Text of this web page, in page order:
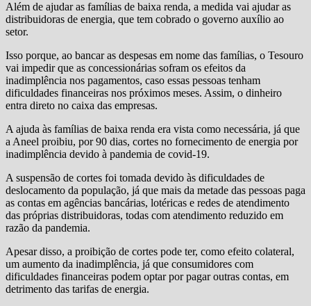
Além de ajudar as famílias de baixa renda, a medida vai ajudar as
distribuidoras de energia, que tem cobrado o governo auxílio ao
setor.
Isso porque, ao bancar as despesas em nome das famílias, o Tesouro
vai impedir que as concessionárias sofram os efeitos da
inadimplência nos pagamentos, caso essas pessoas tenham
dificuldades financeiras nos próximos meses. Assim, o dinheiro
entra direto no caixa das empresas.
A ajuda às famílias de baixa renda era vista como necessária, já que
a Aneel proibiu, por 90 dias, cortes no fornecimento de energia por
inadimplência devido à pandemia de covid-19.
A suspensão de cortes foi tomada devido às dificuldades de
deslocamento da população, já que mais da metade das pessoas paga
as contas em agências bancárias, lotéricas e redes de atendimento
das próprias distribuidoras, todas com atendimento reduzido em
razão da pandemia.
Apesar disso, a proibição de cortes pode ter, como efeito colateral,
um aumento da inadimplência, já que consumidores com
dificuldades financeiras podem optar por pagar outras contas, em
detrimento das tarifas de energia.